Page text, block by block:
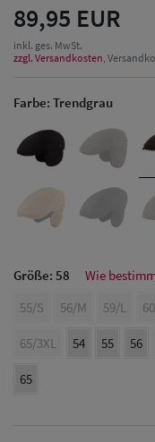
Herren Caps
Herren
Herren UV-
89,95 EUR
inkl. ges. MwSt.
zzgl. Versandkosten ,
Farbe: Trendgrau
Größe: 58
Wie
55/S
56/M 59/L
65/3XL 54 55 56
65